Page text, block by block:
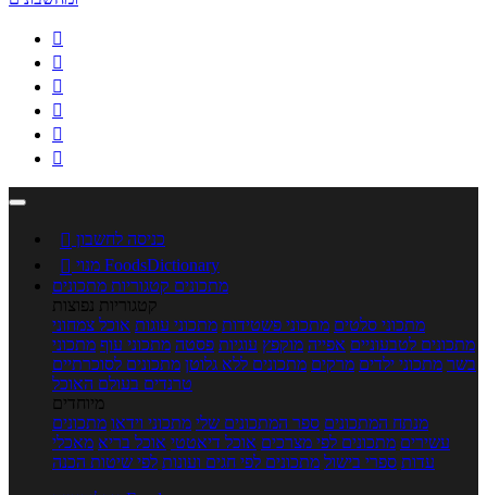






 כניסה לחשבון

מנוי FoodsDictionary
מתכונים קטגוריות מתכונים
קטגוריות נפוצות
מתכוני סלטים מתכוני פשטידות מתכוני עוגות אוכל צמחוני
מתכונים לטבעוניים אפייה מוקפץ עוגיות פסטה מתכוני עוף מתכוני
בשר מתכוני ילדים מרקים מתכונים ללא גלוטן מתכונים לסוכרתיים
טרנדים בעולם האוכל
מיוחדים
מנתח המתכונים ספר המתכונים שלי מתכוני וידאו מתכונים
עשירים מתכונים לפי מצרכים אוכל דיאטטי אוכל בריא מאכלי
עדות ספרי בישול מתכונים לפי חגים ועונות לפי שיטות הכנה